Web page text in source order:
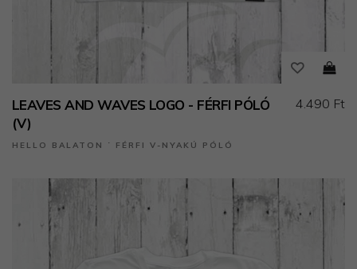
LEAVES AND WAVES LOGO - FÉRFI PÓLÓ
(V)
HELLO BALATON ˙ FÉRFI V-NYAKÚ PÓLÓ
4.490 Ft